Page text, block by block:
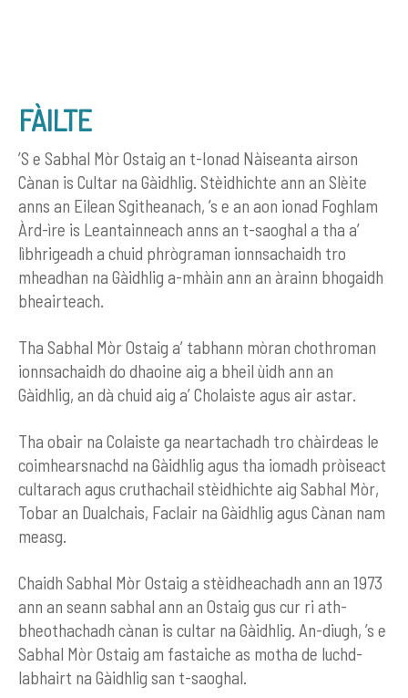
FÀILTE
’S e Sabhal Mòr Ostaig an t-Ionad Nàiseanta airson
Cànan is Cultar na Gàidhlig. Stèidhichte ann an Slèite
anns an Eilean Sgitheanach, ’s e an aon ionad Foghlam
Àrd-ìre is Leantainneach anns an t-saoghal a tha a’
lìbhrigeadh a chuid phrògraman ionnsachaidh tro
mheadhan na Gàidhlig a-mhàin ann an àrainn bhogaidh
bheairteach.
Tha Sabhal Mòr Ostaig a’ tabhann mòran chothroman
ionnsachaidh do dhaoine aig a bheil ùidh ann an
Gàidhlig, an dà chuid aig a’ Cholaiste agus air astar.
Tha obair na Colaiste ga neartachadh tro chàirdeas le
coimhearsnachd na Gàidhlig agus tha iomadh pròiseact
cultarach agus cruthachail stèidhichte aig Sabhal Mòr,
Tobar an Dualchais, Faclair na Gàidhlig agus Cànan nam
measg.
Chaidh Sabhal Mòr Ostaig a stèidheachadh ann an 1973
ann an seann sabhal ann an Ostaig gus cur ri ath-
bheothachadh cànan is cultar na Gàidhlig. An-diugh, ’s e
Sabhal Mòr Ostaig am fastaiche as motha de luchd-
labhairt na Gàidhlig san t-saoghal.